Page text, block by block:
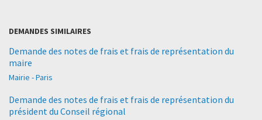
DEMANDES SIMILAIRES
Demande des notes de frais et frais de représentation du
maire
Mairie - Paris
Demande des notes de frais et frais de représentation du
président du Conseil régional